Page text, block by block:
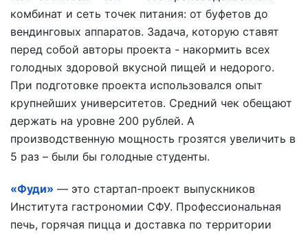
комбинат и сеть точек питания: от буфетов до
вендинговых аппаратов. Задача, которую ставят
перед собой авторы проекта - накормить всех
голодных здоровой вкусной пищей и недорого.
При подготовке проекта использовался опыт
крупнейших университетов. Средний чек обещают
держать на уровне 200 рублей. А
производственную мощность грозятся увеличить в
5 раз – были бы голодные студенты.
«Фуди» — это стартап-проект выпускников
Института гастрономии СФУ. Профессиональная
печь, горячая пицца и доставка по территории